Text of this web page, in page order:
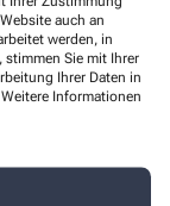
auch an
werden, in
stimmen Sie mit Ihrer
Ihrer Daten in
Informationen